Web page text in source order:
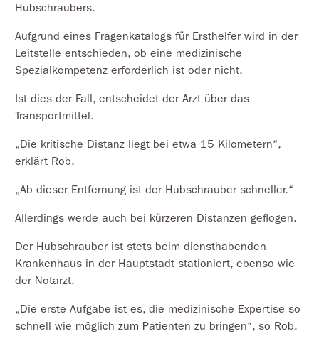
Hubschraubers.
Aufgrund eines Fragenkatalogs für Ersthelfer wird in der
Leitstelle entschieden, ob eine medizinische
Spezialkompetenz erforderlich ist oder nicht.
Ist dies der Fall, entscheidet der Arzt über das
Transportmittel.
„Die kritische Distanz liegt bei etwa 15 Kilometern“,
erklärt Rob.
„Ab dieser Entfernung ist der Hubschrauber schneller.“
Allerdings werde auch bei kürzeren Distanzen geflogen.
Der Hubschrauber ist stets beim diensthabenden
Krankenhaus in der Hauptstadt stationiert, ebenso wie
der Notarzt.
„Die erste Aufgabe ist es, die medizinische Expertise so
schnell wie möglich zum Patienten zu bringen“, so Rob.